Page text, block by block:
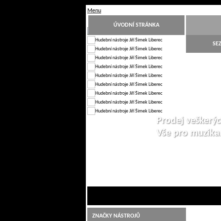
Menu
ÚVODNÍ STRÁNKA
Prodej
Vše pro
ZNAČKY NÁSTROJŮ